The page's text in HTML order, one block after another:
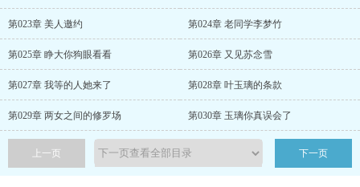
第023章 美人邀约 第024章 老同学李梦竹
第025章 睁大你狗眼看看 第026章 又见苏念雪
第027章 我等的人她来了 第028章 叶玉璃的条款
第029章 两女之间的修罗场 第030章 玉璃你真误会了
上一页 下一页